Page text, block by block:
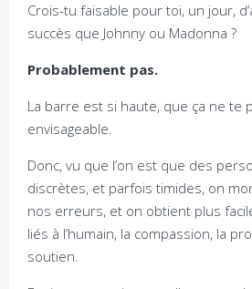
Crois-tu faisable pour toi, un jour,
succès que Johnny ou Madonna ?
Probablement pas.
La barre est si haute, que ça ne te
envisageable.
Donc, vu que l’on est que des
discrètes, et parfois timides, on
nos erreurs, et on obtient plus
liés à l’humain, la compassion, la
soutien.